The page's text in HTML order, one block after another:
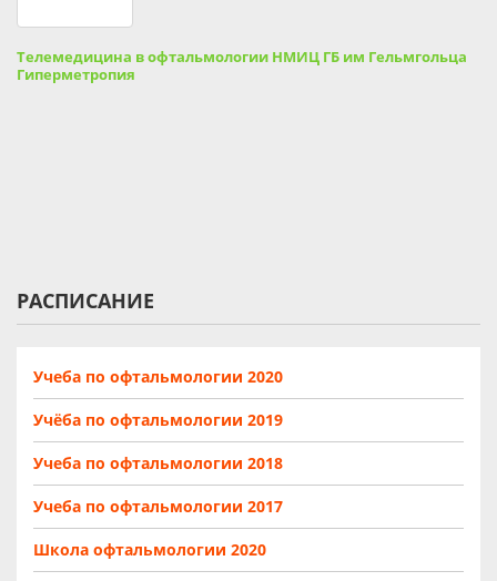
Телемедицина в офтальмологии НМИЦ ГБ им Гельмгольца
Гиперметропия
РАСПИСАНИЕ
Учеба по офтальмологии 2020
Учёба по офтальмологии 2019
Учеба по офтальмологии 2018
Учеба по офтальмологии 2017
Школа офтальмологии 2020